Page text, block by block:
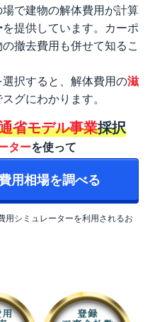
で建物の解体費用が計算
を提供しています。カーポ
撤去費用も併せて知るこ
択すると、解体費用の滋
グにわかります。
省モデル事業採択
ターを使って
用相場を調べる
用シミュレーターを利用されるお